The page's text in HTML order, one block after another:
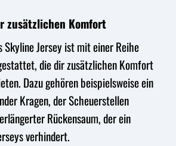
zusätzlichen Komfort
Skyline Jersey ist mit einer Reihe
die dir zusätzlichen Komfort
Dazu gehören beispielsweise ein
Kragen, der Scheuerstellen
Rückensaum, der ein
verhindert.